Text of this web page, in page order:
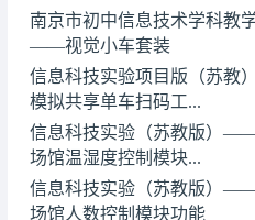
南京市初中信息技术学科教
——视觉小车套装
信息科技实验项目版（苏
模拟共享单车扫码工...
信息科技实验（苏教版）
场馆温湿度控制模块...
信息科技实验（苏教版）
场馆人数控制模块功能